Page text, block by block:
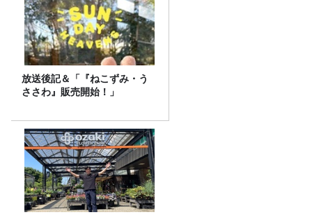
放送後記＆「『ねこずみ・う
ささわ』販売開始！」